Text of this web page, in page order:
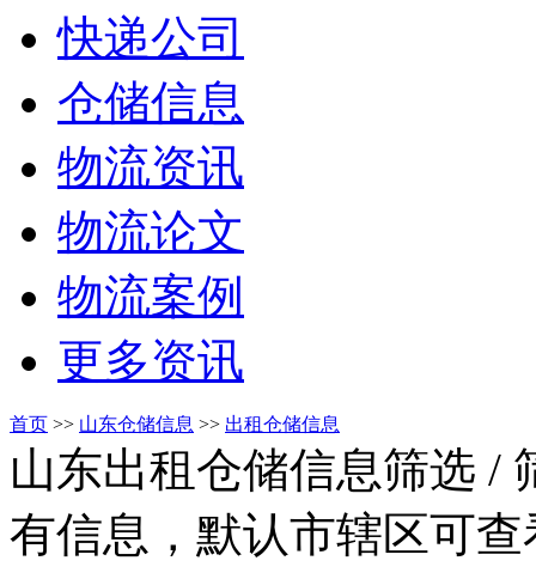
快递公司
仓储信息
物流资讯
物流论文
物流案例
更多资讯
首页 >> 山东仓储信息 >> 出租仓储信息
山东出租仓储信息筛选 /
有信息，默认市辖区可